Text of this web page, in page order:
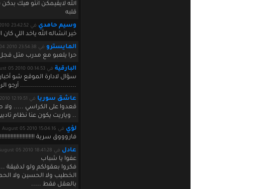
الله لايقيمكن انتو هيك
قلبه
وسيم حامدي في August 04 2010 23:42:52
خير انشاله الله ياخد اللي
المايسترو في August 04 2010 23:54:38
حرا يلعبو مع مدرب متل فجل
البارقية في August 05 2010 00:14:53
سؤال لادارة الموقع شو
............................ أرجو
عاشق سوريا في August 05 2010 12:19:51
قعدوا على الكراسي .....
.. وياريت يكون عنا نظام
لؤي في August 05 2010 15:04:16
فاروووق سرية
عادل في August 05 2010 18:41:28
عفوا يا شباب
فكروا بعقولكم ولو
الخطيب ولا الحسين ولا
بالعقل فقط .....